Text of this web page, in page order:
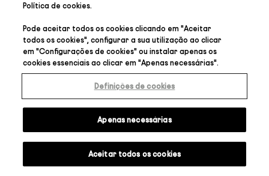
Política de cookies.
Pode aceitar todos os cookies clicando em "Aceitar
todos os cookies", configurar a sua utilização ao clicar
em "Configurações de cookies" ou instalar apenas os
cookies essenciais ao clicar em "Apenas necessárias".
Definições de cookies
Apenas necessárias
Aceitar todos os cookies